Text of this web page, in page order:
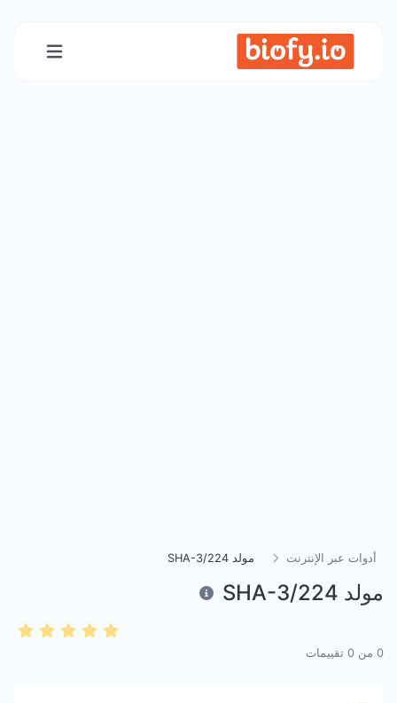
أدوات عبر الإنترنت مولد SHA-3/224
مولد SHA-3/224
0من 0تقييمات